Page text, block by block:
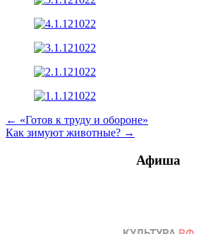
Навигация
по
← «Готов к труду и обороне»
Как зимуют животные? →
Афиша